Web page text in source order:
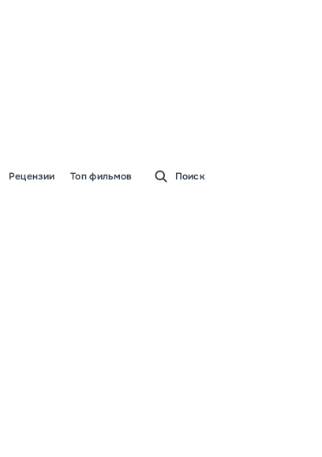
Рецензии Топ фильмов Поиск